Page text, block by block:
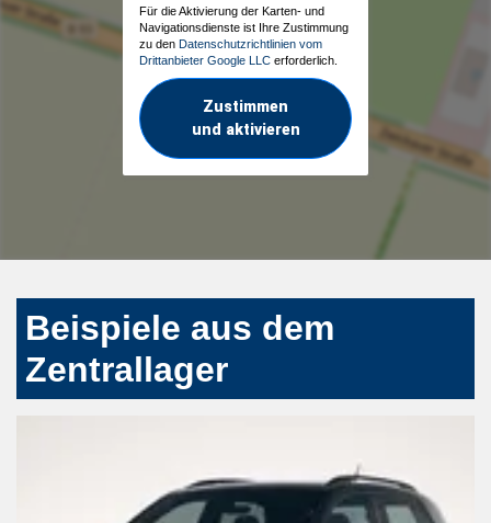
Für die Aktivierung der Karten- und
Navigationsdienste ist Ihre Zustimmung
zu den Datenschutzrichtlinien vom
Drittanbieter Google LLC erforderlich.
Zustimmen
und aktivieren
Beispiele aus dem
Zentrallager